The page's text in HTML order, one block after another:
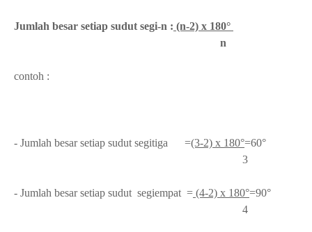
Jumlah besar setiap sudut segi-n : (n-2) x 180°
n
contoh :
- Jumlah besar setiap sudut segitiga =(3-2) x 180°=60°
3
- Jumlah besar setiap sudut segiempat = (4-2) x 180°=90°
4